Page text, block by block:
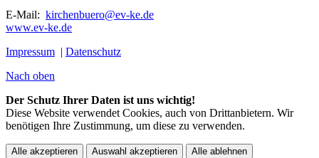
E-Mail: kirchenbuero@ev-ke.de
www.ev-ke.de
Impressum | Datenschutz
Nach oben
Der Schutz Ihrer Daten ist uns wichtig!
Diese Website verwendet Cookies, auch von Drittanbietern. Wir
benötigen Ihre Zustimmung, um diese zu verwenden.
Alle akzeptieren Auswahl akzeptieren Alle ablehnen